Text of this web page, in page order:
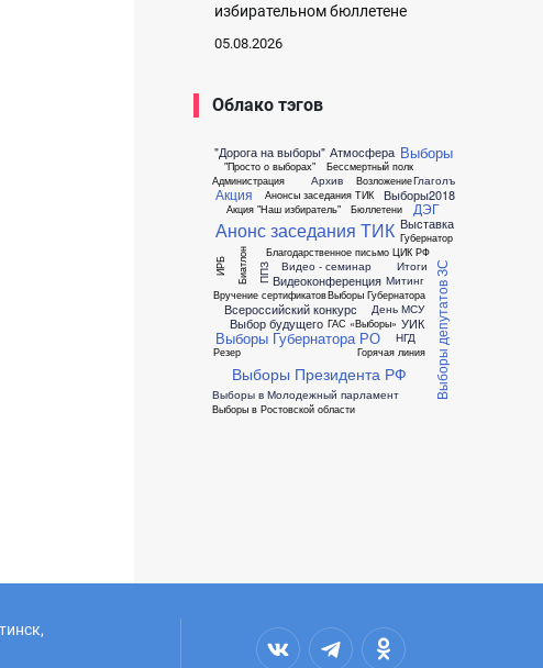
избирательном бюллетене
05.08.2026
Облако тэгов
"Дорога на выборы"
"Просто о выборах"
Администрация
Акция
Акция "Наш избиратель"
Анонс заседания ТИК
Анонсы заседания ТИК
Архив
Атмосфера
Бессмертный полк
Биатлон Благодарственное письмо ЦИК РФ
Бюллетени
Видео - семинар
Видеоконференция
Возложение
Вручение сертификатов
Всероссийский конкурс
Выбор будущего
Выборы
Выборы Губернатора
Выборы Губернатора РО
Выборы Президента РФ
Выборы в Молодежный парламент
Выборы в Ростовской области
Выборы депутатов ЗС
Выборы2018
Выставка
ГАС «Выборы»
Глаголъ
Горячая линия
Губернатор
ДЭГ
День МСУ
ИРБ
Итоги
Митинг
НГД
ППЗ
Резер
УИК